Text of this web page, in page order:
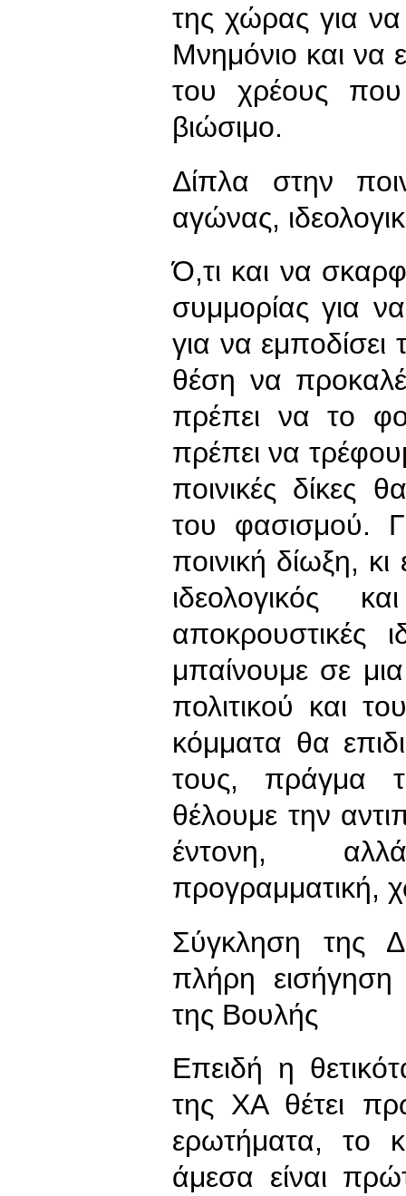
της χώρας για
Μνημόνιο και να
του χρέους
βιώσιμο.
Δίπλα στην
αγώνας,
Ό,τι και να
συμμορίας για
για να εμποδίσει
θέση να
πρέπει να το
πρέπει να
ποινικές δίκες
του φασισμού.
ποινική δίωξη,
ιδεολογικός
αποκρουστικές
μπαίνουμε σε
πολιτικού και
κόμματα θα
τους, πράγμα
θέλουμε την
έντονη,
προγραμματική,
Σύγκληση της
πλήρη εισήγηση
της Βουλής
Επειδή η
της ΧΑ θέτει
ερωτήματα, το
άμεσα είναι